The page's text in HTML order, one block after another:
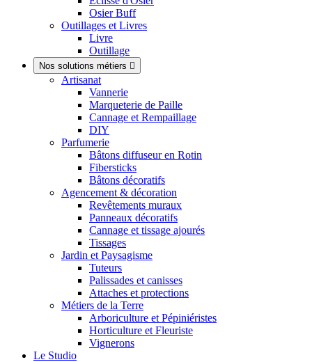
Osier Buff
Outillages et Livres
Livre
Outillage
Nos solutions métiers 
Artisanat
Vannerie
Marqueterie de Paille
Cannage et Rempaillage
DIY
Parfumerie
Bâtons diffuseur en Rotin
Fibersticks
Bâtons décoratifs
Agencement & décoration
Revêtements muraux
Panneaux décoratifs
Cannage et tissage ajourés
Tissages
Jardin et Paysagisme
Tuteurs
Palissades et canisses
Attaches et protections
Métiers de la Terre
Arboriculture et Pépiniéristes
Horticulture et Fleuriste
Vignerons
Le Studio